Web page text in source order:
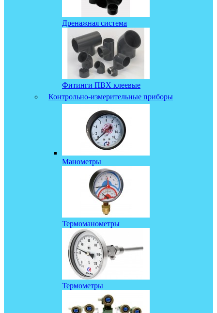
Дренажная система
Фитинги ПВХ клеевые
Контрольно-измерительные приборы
Манометры
Термоманометры
Термометры